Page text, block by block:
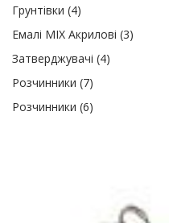
Грунтівки (4)
Емалі MIX Акрилові (3)
Затверджувачі (4)
Розчинники (7)
Розчинники (6)